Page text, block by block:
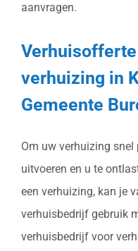
aanvragen.
verhuizing in
Gemeente
Om uw verhuizing
uitvoeren en u te
een verhuizing, kan je
verhuisbedrijf gebruik
verhuisbedrijf voor